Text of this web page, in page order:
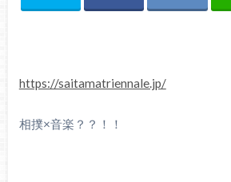
https://saitamatriennale.jp/
相撲×音楽？？！！